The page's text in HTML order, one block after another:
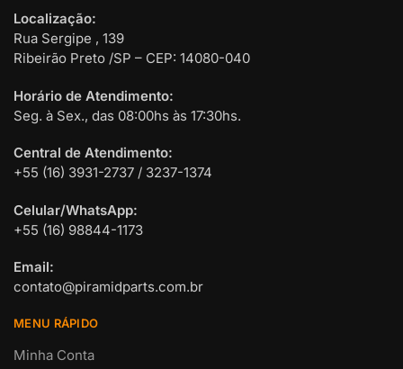
Localização:
Rua Sergipe , 139
Ribeirão Preto /SP – CEP: 14080-040
Horário de Atendimento:
Seg. à Sex., das 08:00hs às 17:30hs.
Central de Atendimento:
+55 (16) 3931-2737 / 3237-1374
Celular/WhatsApp:
+55 (16) 98844-1173
Email:
contato@piramidparts.com.br
MENU RÁPIDO
Minha Conta